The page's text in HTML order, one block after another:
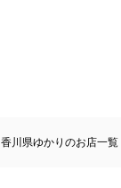
香川県ゆかりのお店一覧